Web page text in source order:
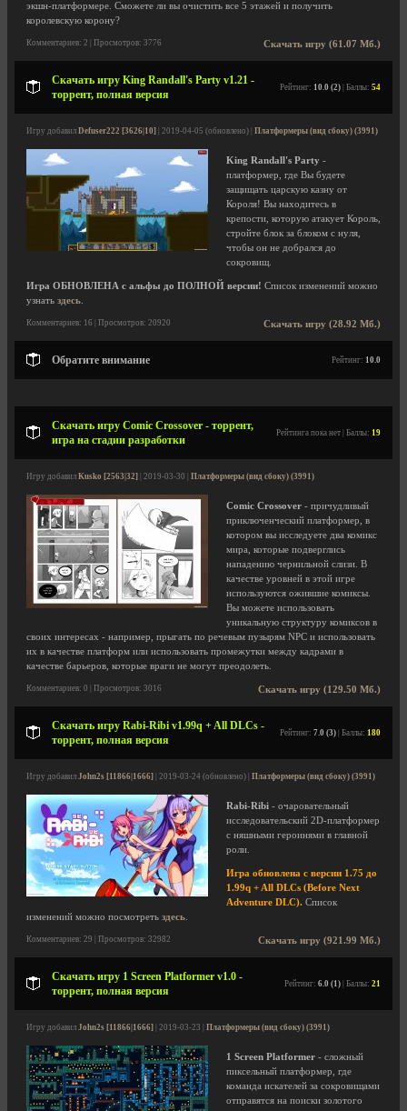
экшн-платформере. Сможете ли вы очистить все 5 этажей и получить
королевскую корону?
Скачать игру (61.07 Мб.)
Комментариев: 2 | Просмотров: 3776
Скачать игру King Randall's Party v1.21 -
торрент, полная версия
Рейтинг: 10.0 (2) | Баллы: 54
Игру добавил Defuser222 [3626|10] | 2019-04-05 (обновлено) | Платформеры (вид сбоку) (3991)
King Randall's Party -
платформер, где Вы будете
защищать царскую казну от
Короля! Вы находитесь в
крепости, которую атакует Король,
стройте блок за блоком с нуля,
чтобы он не добрался до
сокровищ.
Игра ОБНОВЛЕНА с альфы до ПОЛНОЙ версии! Список изменений можно
узнать здесь
Скачать игру (28.92 Мб.)
Комментариев: 16 | Просмотров: 20920
Обратите внимание Рейтинг: 10.0
Скачать игру Comic Crossover - торрент,
игра на стадии разработки
Рейтинга пока нет | Баллы: 19
Игру добавил Kusko [2563|32] | 2019-03-30 | Платформеры (вид сбоку) (3991)
Comic Crossover - причудливый
приключенческий платформер, в
котором вы исследуете два комикс
мира, которые подверглись
нападению чернильной слизи. В
качестве уровней в этой игре
используются ожившие комиксы.
Вы можете использовать
уникальную структуру комиксов в
своих интересах - например, прыгать по речевым пузырям NPC и использовать
их в качестве платформ или использовать промежутки между кадрами в
качестве барьеров, которые враги не могут преодолеть.
Скачать игру (129.50 Мб.)
Комментариев: 0 | Просмотров: 3016
Скачать игру Rabi-Ribi v1.99q + All DLCs -
торрент, полная версия
Рейтинг: 7.0 (3) | Баллы: 180
Игру добавил John2s [11866|1666] | 2019-03-24 (обновлено) | Платформеры (вид сбоку) (3991)
Rabi-Ribi - очаровательный
исследовательский 2D-платформер
с няшными героинями в главной
роли.
Игра обновлена с версии 1.75 до
1.99q + All DLCs (Before Next
Adventure DLC). Список
изменений можно посмотреть здесь
Скачать игру (921.99 Мб.)
Комментариев: 29 | Просмотров: 32982
Скачать игру 1 Screen Platformer v1.0 -
торрент, полная версия
Рейтинг: 6.0 (1) | Баллы: 21
Игру добавил John2s [11866|1666] | 2019-03-23 | Платформеры (вид сбоку) (3991)
1 Screen Platformer - сложный
пиксельный платформер, где
команда искателей за сокровищами
отправятся на поиски золотого